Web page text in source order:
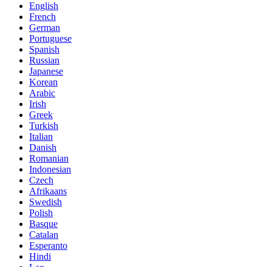
English
French
German
Portuguese
Spanish
Russian
Japanese
Korean
Arabic
Irish
Greek
Turkish
Italian
Danish
Romanian
Indonesian
Czech
Afrikaans
Swedish
Polish
Basque
Catalan
Esperanto
Hindi